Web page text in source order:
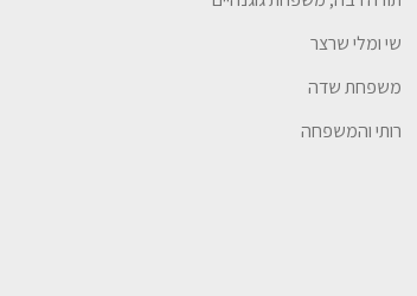
שי ומלי שרצר
משפחת שדה
רותי והמשפחה